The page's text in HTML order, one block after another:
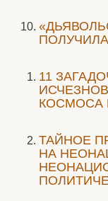
11
КОСМОСА
ТАЙНОЕ
НА